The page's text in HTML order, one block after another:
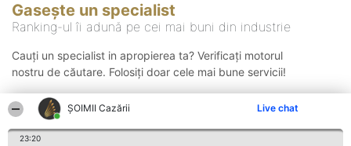
ȘOIMII Cazării Live chat
23:20
Gasește un specialist
Ranking-ul îi adună pe cei mai buni din industrie
Cauți un specialist in apropierea ta? Verificați motorul
nostru de căutare. Folosiți doar cele mai bune servicii!